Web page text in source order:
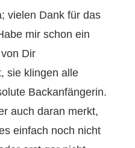
vielen Dank für das
mir schon ein
Dir
sie klingen alle
Backanfängerin.
auch daran merkt,
einfach noch nicht